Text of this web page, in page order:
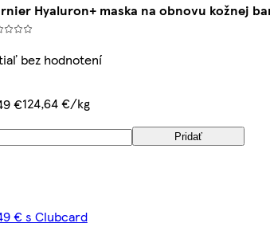
Hyaluron+ maska na obnovu kožnej
bez hodnotení
€124,64 €/kg
Pridať
€ s Clubcard